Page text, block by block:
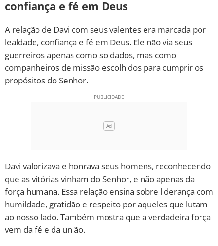
confiança e fé em Deus
A relação de Davi com seus valentes era marcada por
lealdade, confiança e fé em Deus. Ele não via seus
guerreiros apenas como soldados, mas como
companheiros de missão escolhidos para cumprir os
propósitos do Senhor.
Davi valorizava e honrava seus homens, reconhecendo
que as vitórias vinham do Senhor, e não apenas da
força humana. Essa relação ensina sobre liderança com
humildade, gratidão e respeito por aqueles que lutam
ao nosso lado. Também mostra que a verdadeira força
vem da fé e da união.